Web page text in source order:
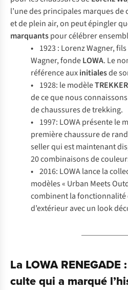
l’une des principales marques
et de plein air, on peut épingler
marquantspour célébrer
• 1923 : Lorenz Wagner,
Wagner, fondeLOWA. Le
référence auxinitialesde
• 1928: le modèleTREKKER
de ce que nous
de chaussures de trekking.
• 1997: LOWA présente le
première chaussure de
seller qui est maintenant
20 combinaisons de
• 2016: LOWA lance la
modèles « Urban Meets
combinent la fonctionnalité
d’extérieur avec un look
La LOWA
culte qui a marqué